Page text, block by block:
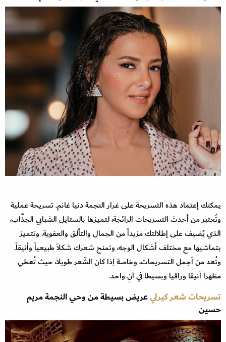
يمكنك إعتماد هذه التسريحة على غرار النجمة دنيا غانم. تسريحة عملية
وتُعتبر من أحدث التسريحات الرائجة، لتميزها بالستايل الشبابي الجذَّاب،
الذي يُضيف على إطلالتك مزيداً من الجمال والتألق والعفوية. وتتميز
بتماشيها مع مختلف أشكال الوجه، وتمنح شعرك شكلاً طبيعياً وأنيقاً.
وتُعد من أجمل التسريحات، وخاصة إذا كان الشّعر طويلاً، حيث تُعطي
مظهراً أنيقاً وراقياً وبسيطاً في آنٍ واحد.
تسريحات شعر كيرليعريض بسيطة من وحي النجمة مريم
حسين